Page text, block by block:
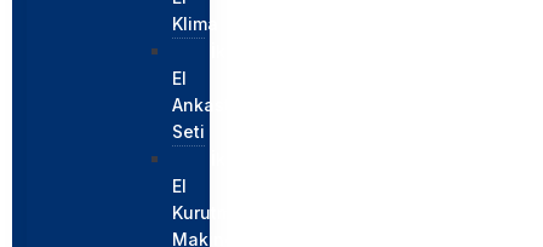
Klima
El
Ankastre
Seti
El
Kurutma
Makinesi